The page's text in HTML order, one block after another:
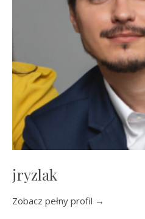
jryzlak
Zobacz pełny profil →